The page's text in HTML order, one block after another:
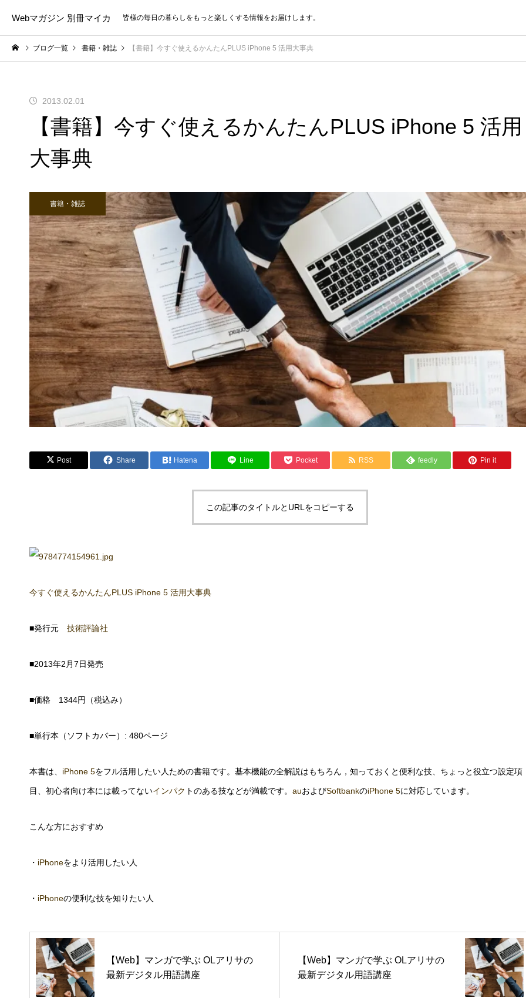
Webマガジン 別冊マイカ 皆様の毎日の暮らしをもっと楽しくする情報をお届けします。
ブログ一覧 書籍・雑誌 【書籍】今すぐ使えるかんたんPLUS iPhone 5 活用大事典
2013.02.01
【書籍】今すぐ使えるかんたんPLUS iPhone 5 活用
大事典
書籍・雑誌
Post Share Hatena Line Pocket RSS feedly Pin it
この記事のタイトルとURLをコピーする
今すぐ使えるかんたんPLUS iPhone 5 活用大事典
■発行元 技術評論社
■2013年2月7日発売
■価格 1344円（税込み）
■単行本（ソフトカバー）: 480ページ
本書は、 iPhone 5をフル活用したい人ための書籍です。基本機能の全解説はもちろん，知っておくと便利な技、ちょっと役立つ設定項
目、初心者向け本には載ってないインパク トのある技などが満載です。 auおよびSoftbankのiPhone 5に対応しています。
こんな方におすすめ
・ iPhoneをより活用したい人
・ iPhoneの便利な技を知りたい人
【Web】マンガで学ぶ OLアリサの
最新デジタル用語講座
【Web】マンガで学ぶ OLアリサの
最新デジタル用語講座